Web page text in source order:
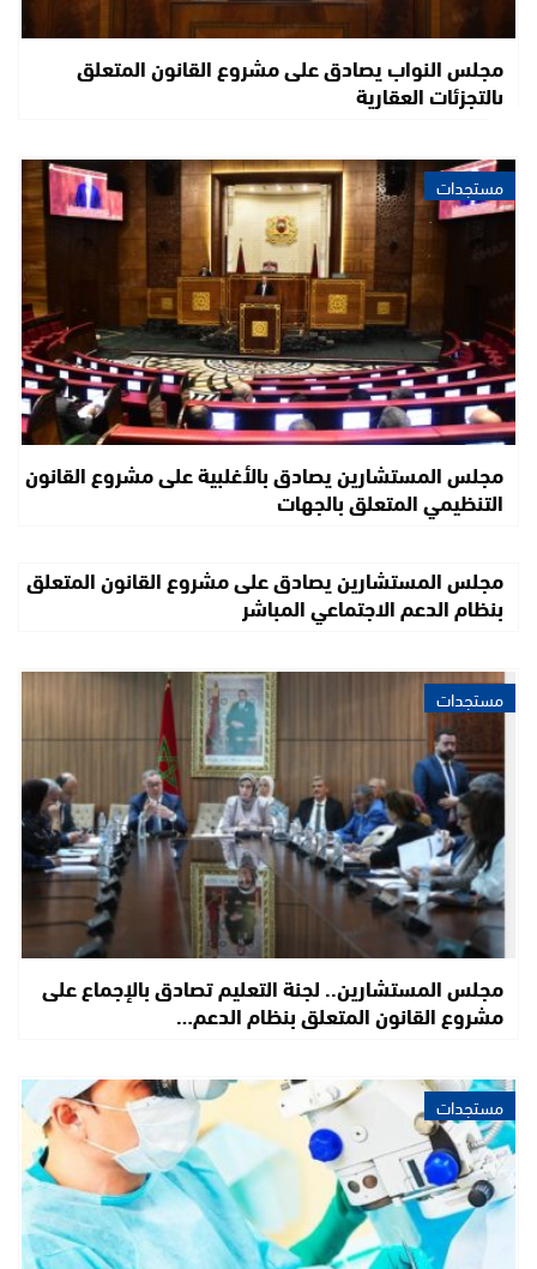
مجلس النواب يصادق على مشروع القانون المتعلق
بالتجزئات العقارية
مستجدات
مجلس المستشارين يصادق بالأغلبية على مشروع القانون
التنظيمي المتعلق بالجهات
مجلس المستشارين يصادق على مشروع القانون المتعلق
بنظام الدعم الاجتماعي المباشر
مستجدات
مجلس المستشارين.. لجنة التعليم تصادق بالإجماع على
مشروع القانون المتعلق بنظام الدعم…
مستجدات